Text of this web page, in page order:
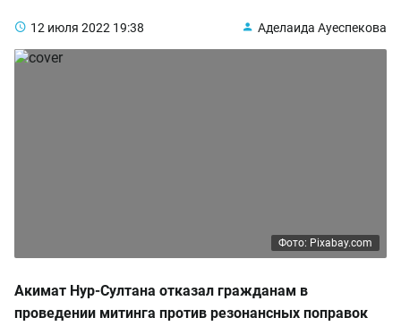
12 июля 2022 19:38 Аделаида Ауеспекова
Фото: Pixabay.com
Акимат Нур-Султана отказал гражданам в
проведении митинга против резонансных поправок